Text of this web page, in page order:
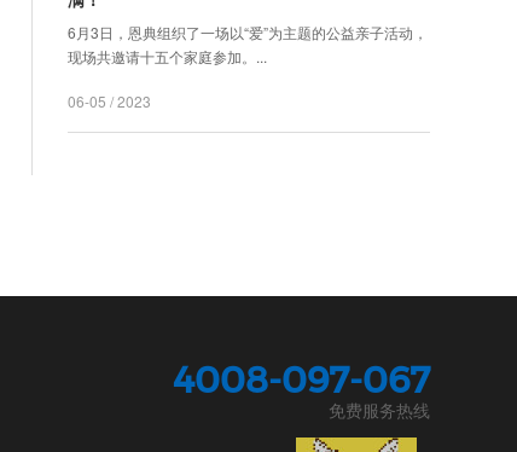
6月3日，恩典组织了一场以“爱”为主题的公益亲子活动，
现场共邀请十五个家庭参加。...
06-05 / 2023
4008-097-067
免费服务热线